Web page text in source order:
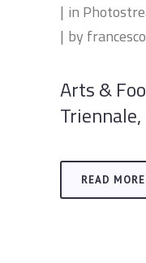
in
by
Arts &
READ MORE